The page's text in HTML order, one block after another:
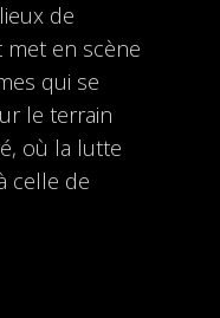
de
met en scène
qui se
le terrain
où la lutte
celle de